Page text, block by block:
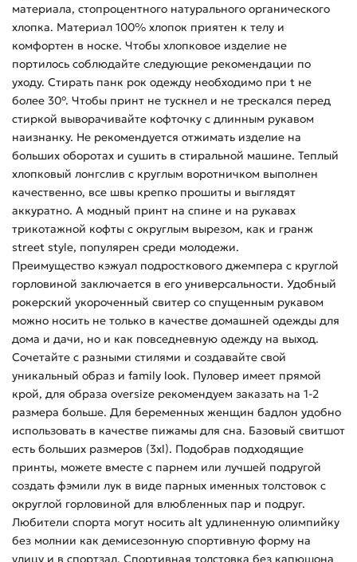
материала, стопроцентного натурального органического
хлопка. Материал 100% хлопок приятен к телу и
комфортен в носке. Чтобы хлопковое изделие не
портилось соблюдайте следующие рекомендации по
уходу. Стирать панк рок одежду необходимо при t не
более 30°. Чтобы принт не тускнел и не трескался перед
стиркой выворачивайте кофточку с длинным рукавом
наизнанку. Не рекомендуется отжимать изделие на
больших оборотах и сушить в стиральной машине. Теплый
хлопковый лонгслив с круглым воротничком выполнен
качественно, все швы крепко прошиты и выглядят
аккуратно. А модный принт на спине и на рукавах
трикотажной кофты с округлым вырезом, как и гранж
street style, популярен среди молодежи.
Преимущество кэжуал подросткового джемпера с круглой
горловиной заключается в его универсальности. Удобный
рокерский укороченный свитер со спущенным рукавом
можно носить не только в качестве домашней одежды для
дома и дачи, но и как повседневную одежду на выход.
Сочетайте с разными стилями и создавайте свой
уникальный образ и family look. Пуловер имеет прямой
крой, для образа oversize рекомендуем заказать на 1-2
размера больше. Для беременных женщин бадлон удобно
использовать в качестве пижамы для сна. Базовый свитшот
есть больших размеров (3xl). Подобрав подходящие
принты, можете вместе с парнем или лучшей подругой
создать фэмили лук в виде парных именных толстовок с
округлой горловиной для влюбленных пар и подруг.
Любители спорта могут носить alt удлиненную олимпийку
без молнии как демисезонную спортивную форму на
улицу и в спортзал. Спортивная толстовка без капюшона